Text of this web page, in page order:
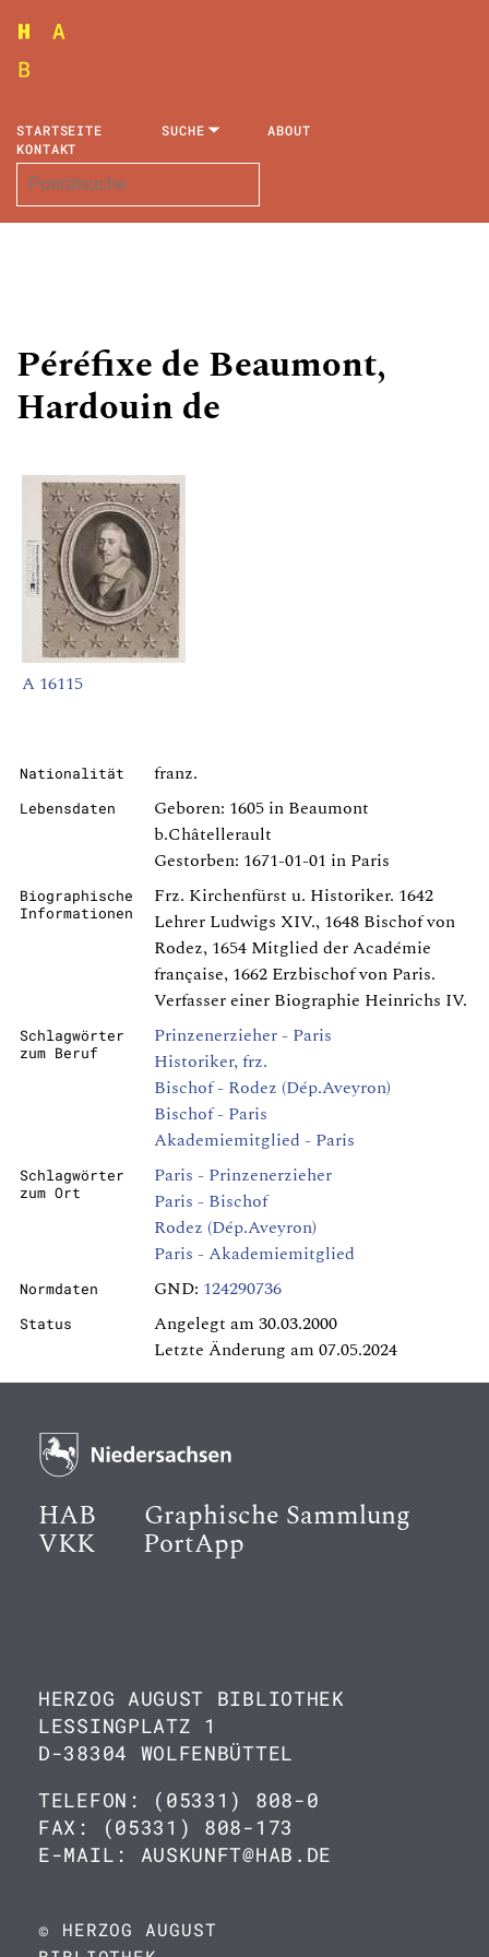
STARTSEITE SUCHE
ABOUT
KONTAKT
Péréfixe de Beaumont,
Hardouin de
A 16115
Nationalität franz.
Lebensdaten
Geboren: 1605 in Beaumont
b.Châtellerault
Gestorben: 1671-01-01 in Paris
Biographische
Informationen
Frz. Kirchenfürst u. Historiker. 1642
Lehrer Ludwigs XIV., 1648 Bischof von
Rodez, 1654 Mitglied der Académie
française, 1662 Erzbischof von Paris.
Verfasser einer Biographie Heinrichs IV.
Schlagwörter
zum Beruf
Prinzenerzieher - Paris
Historiker, frz.
Bischof - Rodez (Dép.Aveyron)
Bischof - Paris
Akademiemitglied - Paris
Schlagwörter
zum Ort
Paris - Prinzenerzieher
Paris - Bischof
Rodez (Dép.Aveyron)
Paris - Akademiemitglied
Normdaten GND: 124290736
Status
Angelegt am 30.03.2000
Letzte Änderung am 07.05.2024
HAB Graphische Sammlung
VKK PortApp
HERZOG AUGUST BIBLIOTHEK
LESSINGPLATZ 1
D-38304 WOLFENBÜTTEL
TELEFON: (05331) 808-0
FAX: (05331) 808-173
E-MAIL: AUSKUNFT@HAB.DE
© HERZOG AUGUST